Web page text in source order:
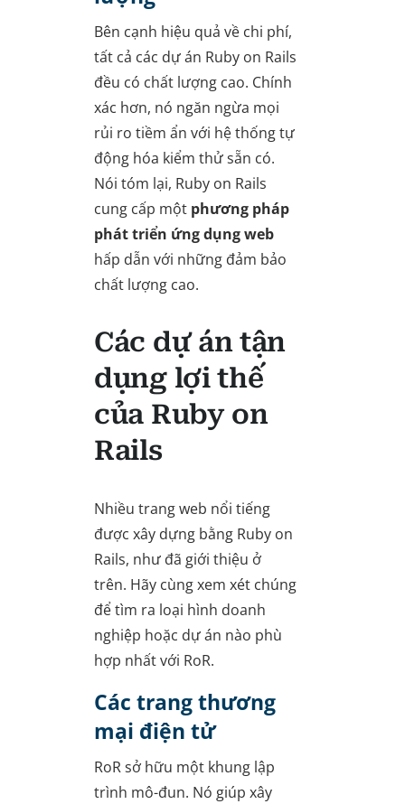
Bên cạnh hiệu quả về chi phí,
tất cả các dự án Ruby on Rails
đều có chất lượng cao. Chính
xác hơn, nó ngăn ngừa mọi
rủi ro tiềm ẩn với hệ thống tự
động hóa kiểm thử sẵn có.
Nói tóm lại, Ruby on Rails
cung cấp một phương pháp
phát triển ứng dụng web
hấp dẫn với những đảm bảo
chất lượng cao.
Các dự án tận
dụng lợi thế
của Ruby on
Rails
Nhiều trang web nổi tiếng
được xây dựng bằng Ruby on
Rails, như đã giới thiệu ở
trên. Hãy cùng xem xét chúng
để tìm ra loại hình doanh
nghiệp hoặc dự án nào phù
hợp nhất với RoR.
Các trang thương
mại điện tử
RoR sở hữu một khung lập
trình mô-đun. Nó giúp xây